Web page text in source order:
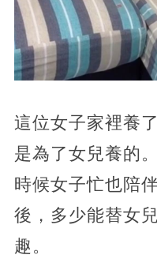
這位女子家裡養
是為了女兒養的
時候女子忙也陪
後，多少能替女
趣。